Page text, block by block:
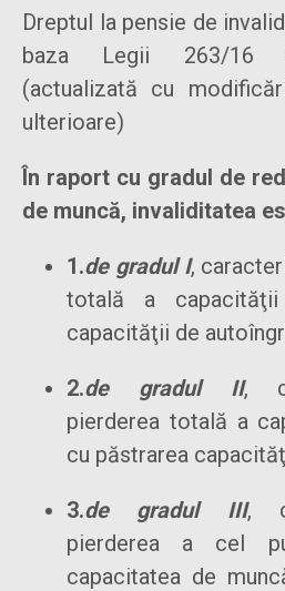
Dreptul la pensie de
baza Legii 263/16
(actualizată cu
ulterioare)
În raport cu gradul de
de muncă, invaliditatea
1.de gradul I,
totală a
capacităţii de
2.de gradul II,
pierderea totală a
cu păstrarea
3.de gradul III,
pierderea a cel
capacitatea de